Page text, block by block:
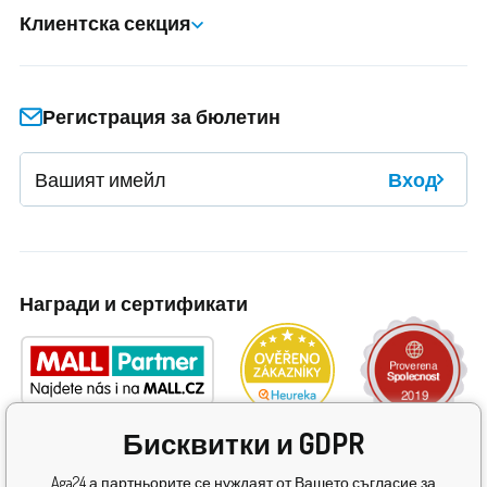
Клиентска секция
Регистрация за бюлетин
Вход
Награди и сертификати
Бисквитки и GDPR
Aga24 а партньорите се нуждаят от Вашето съгласие за